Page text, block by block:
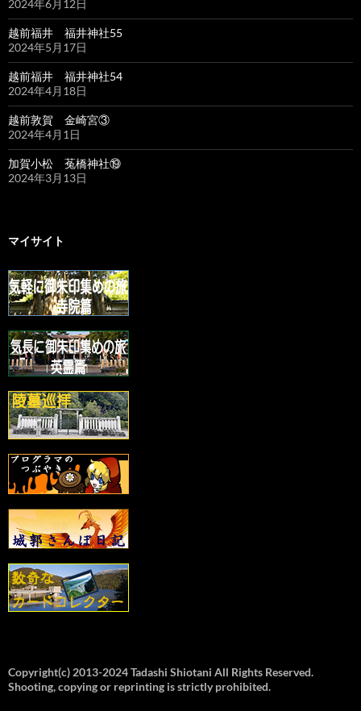
2024年6月12日
越前福井 福井神社55
2024年5月17日
越前福井 福井神社54
2024年4月18日
越前敦賀 金崎宮③
2024年4月1日
加賀小松 菟橋神社⑲
2024年3月13日
マイサイト
Copyright(c) 2013-2024 Tadashi Shiotani All Rights Reserved.
Shooting, copying or reprinting is strictly prohibited.